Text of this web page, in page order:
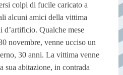
colpi di fucile caricato a
alcuni amici della vittima
d’artificio. Qualche mese
novembre, venne ucciso un
30 anni. La vittima venne
sua abitazione, in contrada